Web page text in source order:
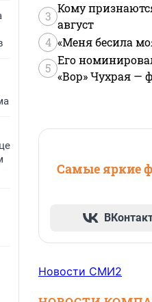
3
Кому
август
4 «Меня бесила
5
Его
«Вор» Чухрая —
Самые яркие
Новости СМИ2